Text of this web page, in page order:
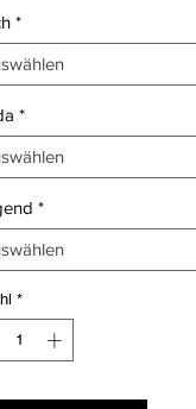
*
*
*
*